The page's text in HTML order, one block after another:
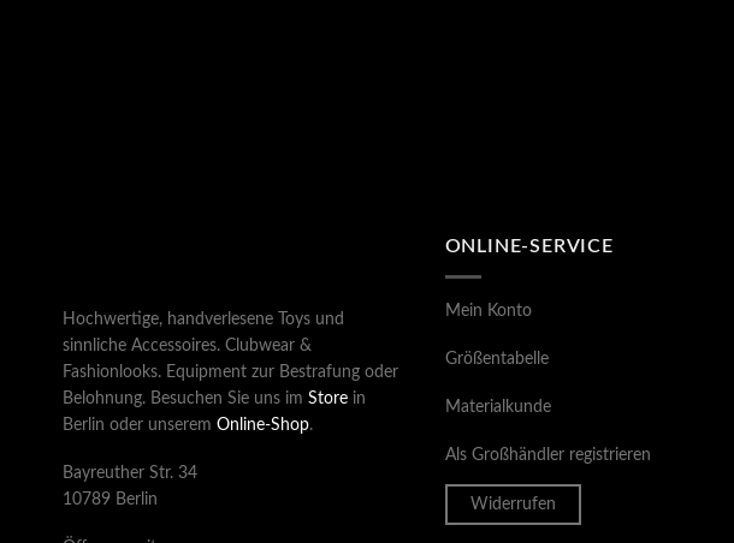
Hochwertige, handverlesene Toys und
sinnliche Accessoires. Clubwear &
Fashionlooks. Equipment zur Bestrafung oder
Belohnung. Besuchen Sie uns im Store in
Berlin oder unserem Online-Shop.
Bayreuther Str. 34
10789 Berlin
ONLINE-SERVICE
Mein Konto
Größentabelle
Materialkunde
Als Großhändler registrieren
Widerrufen